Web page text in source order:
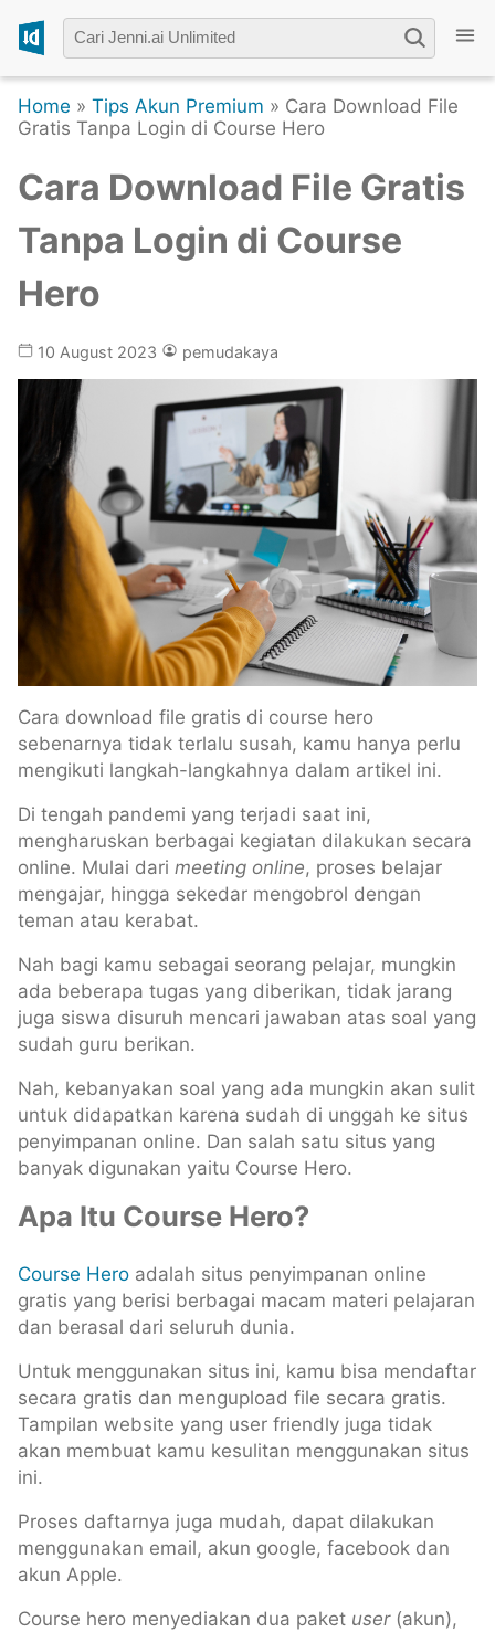
Home » Tips Akun Premium » Cara Download File
Gratis Tanpa Login di Course Hero
Cara Download File Gratis
Tanpa Login di Course
Hero
10 August 2023 pemudakaya
Cara download file gratis di course hero
sebenarnya tidak terlalu susah, kamu hanya perlu
mengikuti langkah-langkahnya dalam artikel ini.
Di tengah pandemi yang terjadi saat ini,
mengharuskan berbagai kegiatan dilakukan secara
online. Mulai dari meeting online, proses belajar
mengajar, hingga sekedar mengobrol dengan
teman atau kerabat.
Nah bagi kamu sebagai seorang pelajar, mungkin
ada beberapa tugas yang diberikan, tidak jarang
juga siswa disuruh mencari jawaban atas soal yang
sudah guru berikan.
Nah, kebanyakan soal yang ada mungkin akan sulit
untuk didapatkan karena sudah di unggah ke situs
penyimpanan online. Dan salah satu situs yang
banyak digunakan yaitu Course Hero.
Apa Itu Course Hero?
Course Hero adalah situs penyimpanan online
gratis yang berisi berbagai macam materi pelajaran
dan berasal dari seluruh dunia.
Untuk menggunakan situs ini, kamu bisa mendaftar
secara gratis dan mengupload file secara gratis.
Tampilan website yang user friendly juga tidak
akan membuat kamu kesulitan menggunakan situs
ini.
Proses daftarnya juga mudah, dapat dilakukan
menggunakan email, akun google, facebook dan
akun Apple.
Course hero menyediakan dua paket user(akun),